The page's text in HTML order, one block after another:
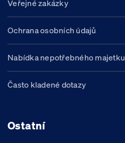
Veřejné zakázky
Ochrana osobních údajů
Nabídka nepotřebného majetku
Často kladené dotazy
Ostatní